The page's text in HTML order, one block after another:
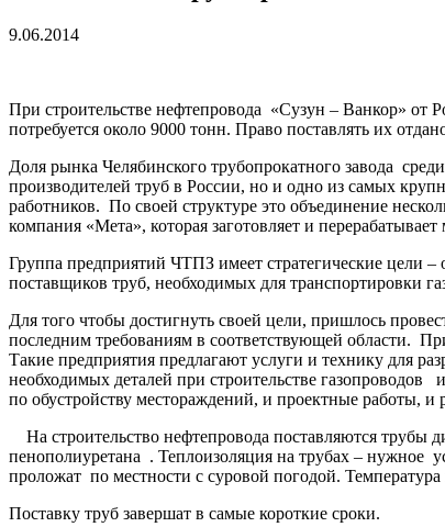
9.06.2014
При строительстве нефтепровода «Сузун – Ванкор» от
потребуется около 9000 тонн. Право поставлять их
Доля рынка Челябинского трубопрокатного завода
производителей труб в России, но и одно из самых
работников. По своей структуре это объединение
компания «Мета», которая заготовляет и
Группа предприятий ЧТПЗ имеет стратегические цели
поставщиков труб, необходимых для транспортировки
Для того чтобы достигнуть своей цели, пришлось
последним требованиям в соответствующей области.
Такие предприятия предлагают услуги и технику для
необходимых деталей при строительстве
по обустройству местораждений, и проектные работы, и
На строительство нефтепровода поставляются
пенополиуретана . Теплоизоляция на трубах – нужное
проложат по местности с суровой погодой.
Поставку труб завершат в самые короткие сроки.